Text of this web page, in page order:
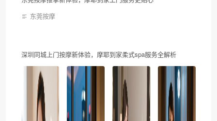
东莞按摩
深圳同城上门按摩新体验，摩耶到家柔式spa服务全解析